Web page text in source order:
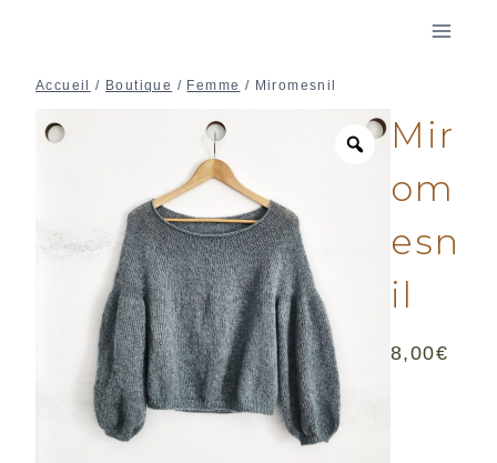
Accueil / Boutique / Femme / Miromesnil
Mir
om
esn
il
8,00€